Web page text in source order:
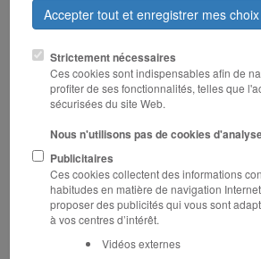
Accepter tout et enregistrer mes choix
Strictement nécessaires
Ces cookies sont indispensables afin de
profiter de ses fonctionnalités, telles que
sécurisées du site Web.
Nous n'utilisons pas de cookies
Publicitaires
Ces cookies collectent des informations
habitudes en matière de navigation
proposer des publicités qui vous sont
à vos centres d’intérêt.
Vidéos externes
Droit des salariés
s’attendre pour ce
Le refus de débattre n’aura pas
détailler les intentions du
pourrais oser dire « redoublant
qu’il devait mieux faire que le
réforme de l’assurance-
sait finalement assez peu pour